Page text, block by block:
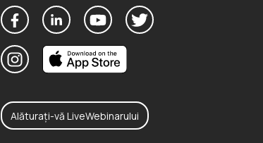
Alăturați-vă LiveWebinarului